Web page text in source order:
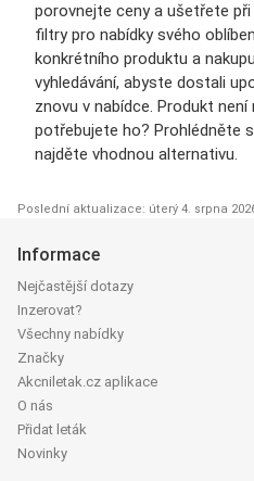
porovnejte ceny a ušetřete při
filtry pro nabídky svého
konkrétního produktu a
vyhledávání, abyste dostali
znovu v nabídce. Produkt
potřebujete ho? Prohlédněte
najděte vhodnou alternativu.
Poslední aktualizace: úterý 4. srpna
Informace
Nejčastější dotazy
Inzerovat?
Všechny nabídky
Značky
Akcniletak.cz aplikace
O nás
Přidat leták
Novinky